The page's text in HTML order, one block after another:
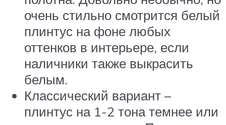
очень стильно смотрится белый
плинтус на фоне любых
оттенков в интерьере, если
наличники также выкрасить
белым.
Классический вариант –
плинтус на 1-2 тона темнее или